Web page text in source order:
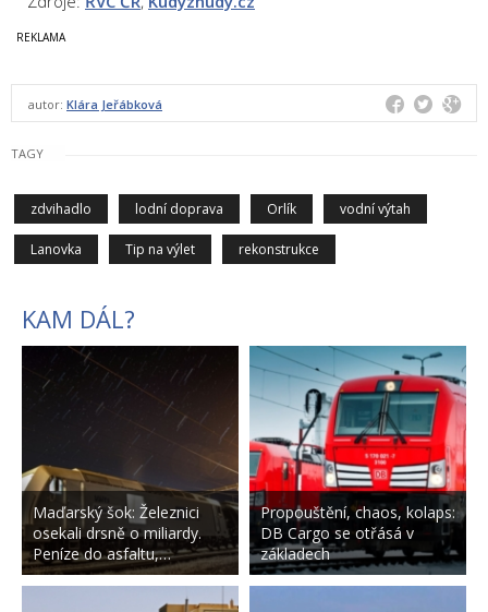
autor: Klára Jeřábková
TAGY
zdvihadlo lodní doprava Orlík vodní výtah
Lanovka Tip na výlet rekonstrukce
KAM DÁL?
Maďarský šok: Železnici
osekali drsně o miliardy.
Peníze do asfaltu,…
Propouštění, chaos, kolaps:
DB Cargo se otřásá v
základech